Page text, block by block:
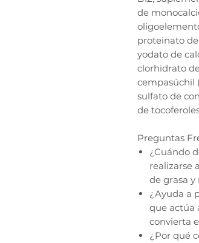
de
proteinato
yodato de
clorhidrato
cempasúchil
sulfato de
de
Preguntas
¿Cuándo
realizarse
de grasa
¿Ayuda a
que actúa
convierta
¿Por qué